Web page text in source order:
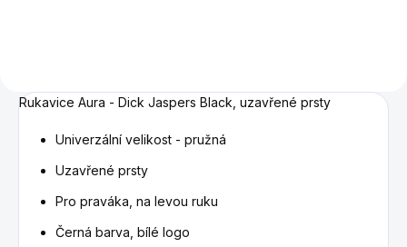
Rukavice Aura - Dick Jaspers Black, uzavřené prsty
Univerzální velikost - pružná
Uzavřené prsty
Pro praváka, na levou ruku
Černá barva, bílé logo